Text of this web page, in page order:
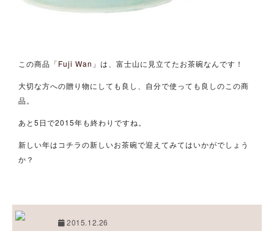
この商品「Fuji Wan 」は、富士山に見立てたお茶碗なんです！
大切な方への贈り物にしても良し、自分で使っても良しのこの商
品。
あと5日で2015年も終わりですね。
新しい年はコチラの新しいお茶碗で迎えてみてはいかがでしょう
か？
2015.12.26